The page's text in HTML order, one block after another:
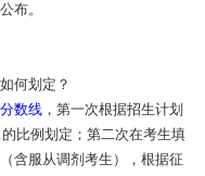
布。
何划定？
分数线 ，第一次根据招生计划
比例划定；第二次在考生填
含服从调剂考生），根据征